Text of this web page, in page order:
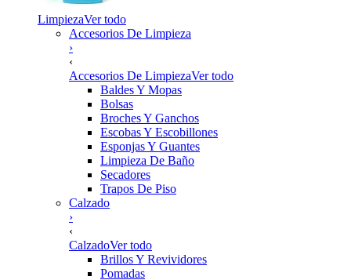
LimpiezaVer todo
Accesorios De Limpieza
›
‹
Accesorios De LimpiezaVer todo
Baldes Y Mopas
Bolsas
Broches Y Ganchos
Escobas Y Escobillones
Esponjas Y Guantes
Limpieza De Baño
Secadores
Trapos De Piso
Calzado
›
‹
CalzadoVer todo
Brillos Y Revividores
Pomadas